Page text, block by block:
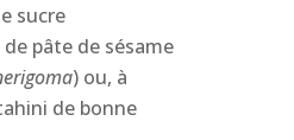
sucre
de pâte de sésame
) ou, à
de bonne